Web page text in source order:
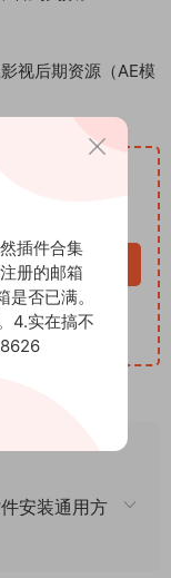
视后期资源（AE模
安装通用方
插件合集
册的邮箱
否已满。
4.实在搞不